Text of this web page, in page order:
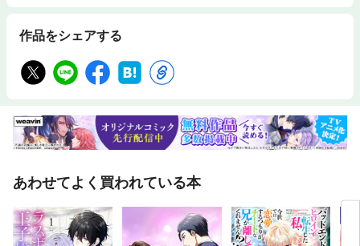
作品をシェアする
あわせてよく買われている本